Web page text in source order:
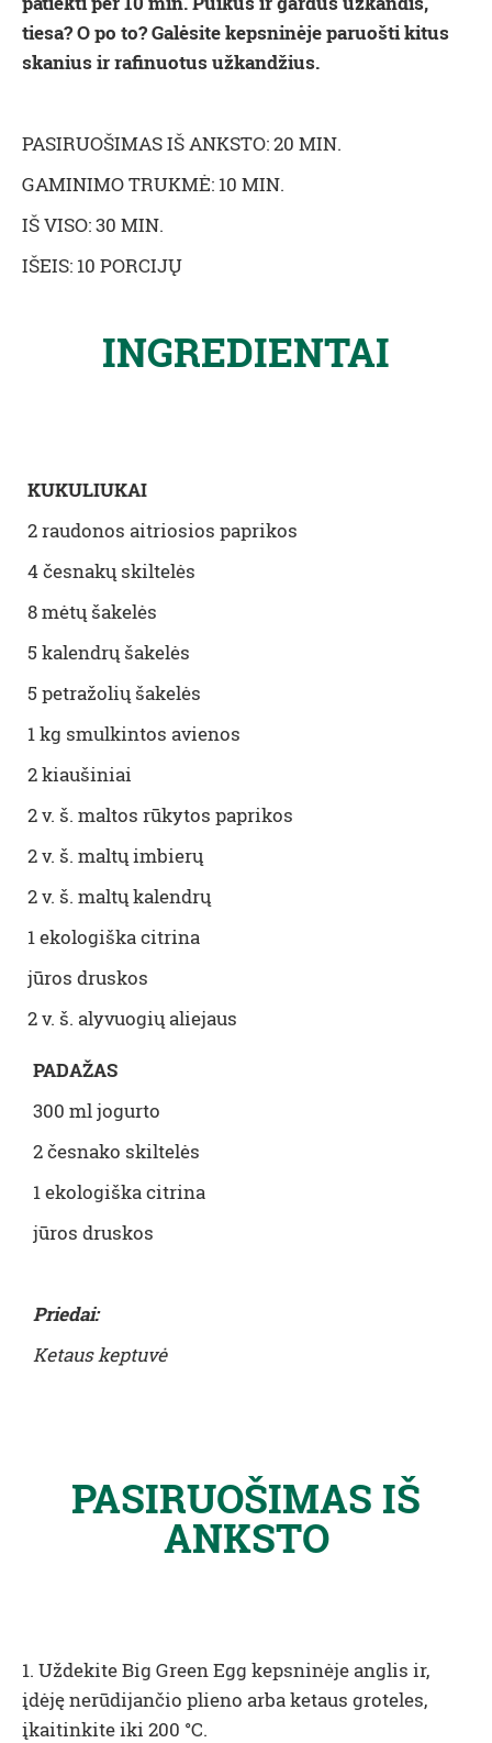
tiesa? O po to? Galėsite kepsninėje paruošti kitus
skanius ir rafinuotus užkandžius.
PASIRUOŠIMAS IŠ ANKSTO: 20 MIN.
GAMINIMO TRUKMĖ: 10 MIN.
IŠ VISO: 30 MIN.
IŠEIS: 10 PORCIJŲ
INGREDIENTAI
KUKULIUKAI
2 raudonos aitriosios paprikos
4 česnakų skiltelės
8 mėtų šakelės
5 kalendrų šakelės
5 petražolių šakelės
1 kg smulkintos avienos
2 kiaušiniai
2 v. š. maltos rūkytos paprikos
2 v. š. maltų imbierų
2 v. š. maltų kalendrų
1 ekologiška citrina
jūros druskos
2 v. š. alyvuogių aliejaus
PADAŽAS
300 ml jogurto
2 česnako skiltelės
1 ekologiška citrina
jūros druskos
Priedai:
Ketaus keptuvė
PASIRUOŠIMAS IŠ
ANKSTO
1. Uždekite Big Green Egg kepsninėje anglis ir,
įdėję nerūdijančio plieno arba ketaus groteles,
įkaitinkite iki 200 °C.